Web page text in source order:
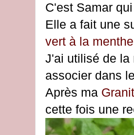
C'est Samar
Elle a fait une
vert à la
J'ai utilisé de la
associer dans
Après ma
cette fois une